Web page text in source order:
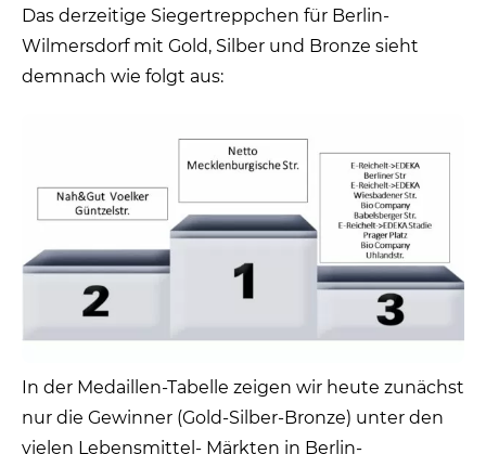
Das derzeitige Siegertreppchen für Berlin-
Wilmersdorf mit Gold, Silber und Bronze sieht
demnach wie folgt aus:
In der Medaillen-Tabelle zeigen wir heute zunächst
nur die Gewinner (Gold-Silber-Bronze) unter den
vielen Lebensmittel- Märkten in Berlin-